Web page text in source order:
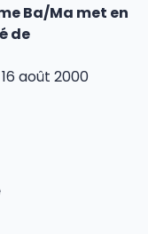
Ba/Ma met en
de
août 2000